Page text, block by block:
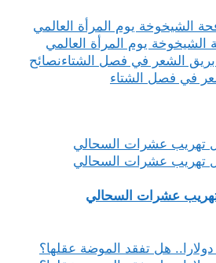
الشيخوخة يوم المرأة العالمي
نصائح
في فصل الشتاء
عشرات السحالي